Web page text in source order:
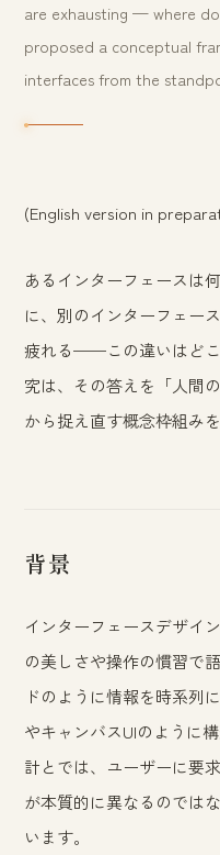
are exhausting — where
proposed a conceptual
interfaces from the
(English version in
あるインターフェースは
に、別のインターフェー
疲れる——この違いはど
究は、その答えを「人間
から捉え直す概念枠組み
背景
インターフェースデザイ
の美しさや操作の慣習で
ドのように情報を時系列
やキャンバスUIのように
計とでは、ユーザーに要
が本質的に異なるのでは
います。